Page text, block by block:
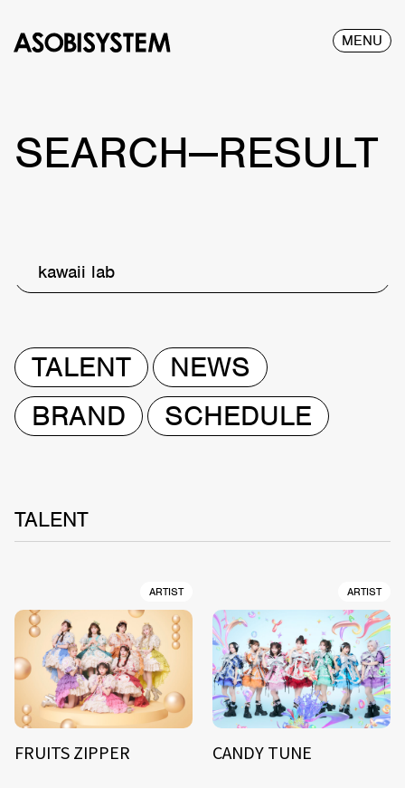
MENU
SEARCH—RESULT
kawaii lab
TALENT
NEWS
BRAND
SCHEDULE
TALENT
ARTIST
FRUITS ZIPPER
ARTIST
CANDY TUNE